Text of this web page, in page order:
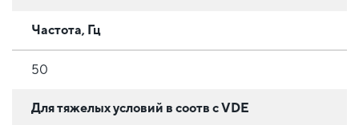
Частота, Гц
50
Для тяжелых условий в соотв с VDE